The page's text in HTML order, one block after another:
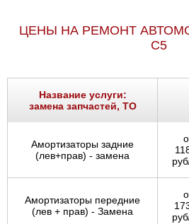
ЦЕНЫ НА РЕМОНТ
C5
Название услуги:
замена запчастей, ТО
Амортизаторы задние
(лев+прав) - замена
Амортизаторы передние
(лев + прав) - Замена